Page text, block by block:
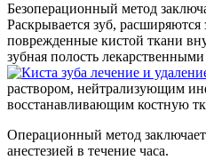
Безоперационный метод
Раскрывается зуб,
поврежденные кистой ткани
зубная полость
раствором, нейтрализующим
восстанавливающим костную
Операционный метод
анестезией в течение часа.